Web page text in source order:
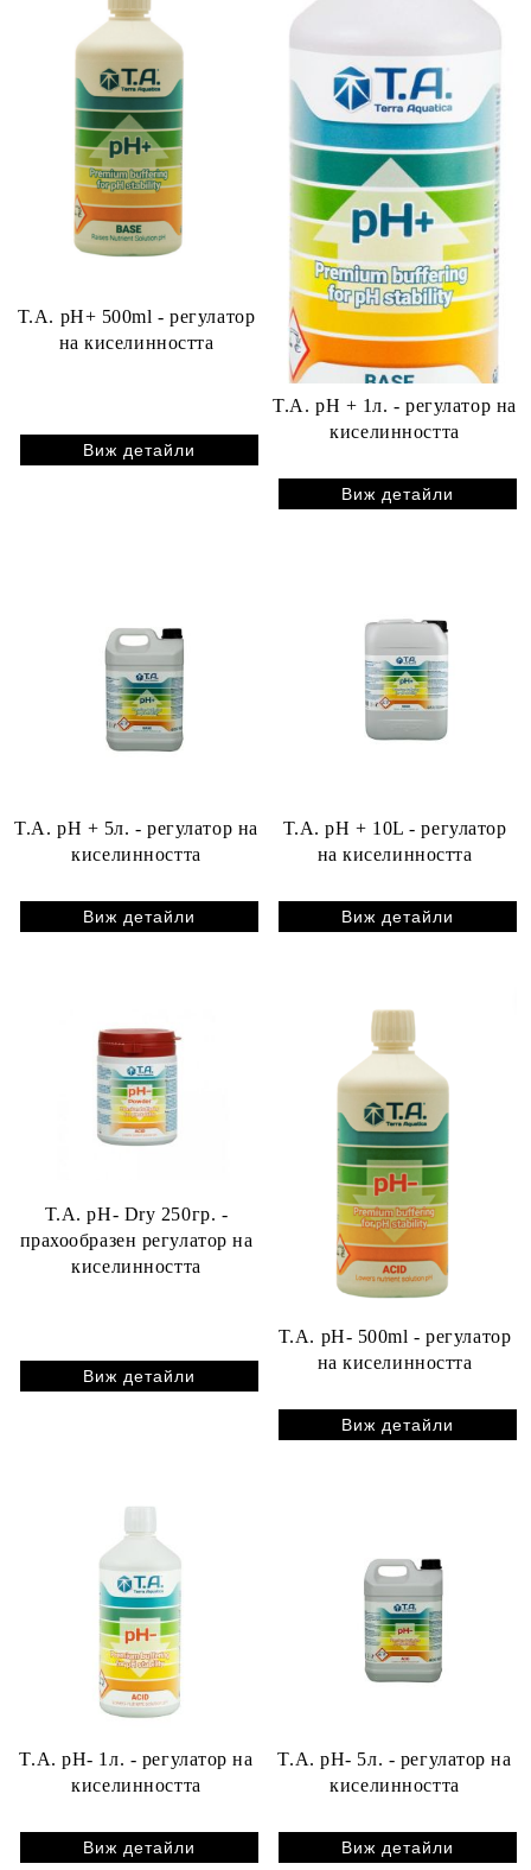
T.A. pH+ 500ml - регулатор
на киселинността
Виж детайли
T.A. pH + 1л. - регулатор на
киселинността
Виж детайли
T.A. pH + 5л. - регулатор на
киселинността
Виж детайли
T.A. pH + 10L - регулатор
на киселинността
Виж детайли
T.A. pH- Dry 250гр. -
прахообразен регулатор на
киселинността
Виж детайли
T.A. pH- 500ml - регулатор
на киселинността
Виж детайли
T.A. pH- 1л. - регулатор на
киселинността
Виж детайли
T.A. pH- 5л. - регулатор на
киселинността
Виж детайли